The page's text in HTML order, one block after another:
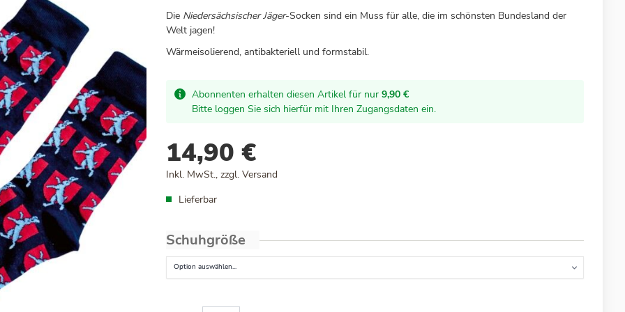
Die Niedersächsischer Jäger-Socken sind ein Muss für alle, die im schönsten Bundesland der
Welt jagen!
Wärmeisolierend, antibakteriell und formstabil.
Abonnenten erhalten diesen Artikel für nur9,90 €
Bitte loggen Sie sich hierfür mit Ihren Zugangsdaten ein.
14,90 €
Inkl. MwSt., zzgl. Versand
Lieferbar
Schuhgröße